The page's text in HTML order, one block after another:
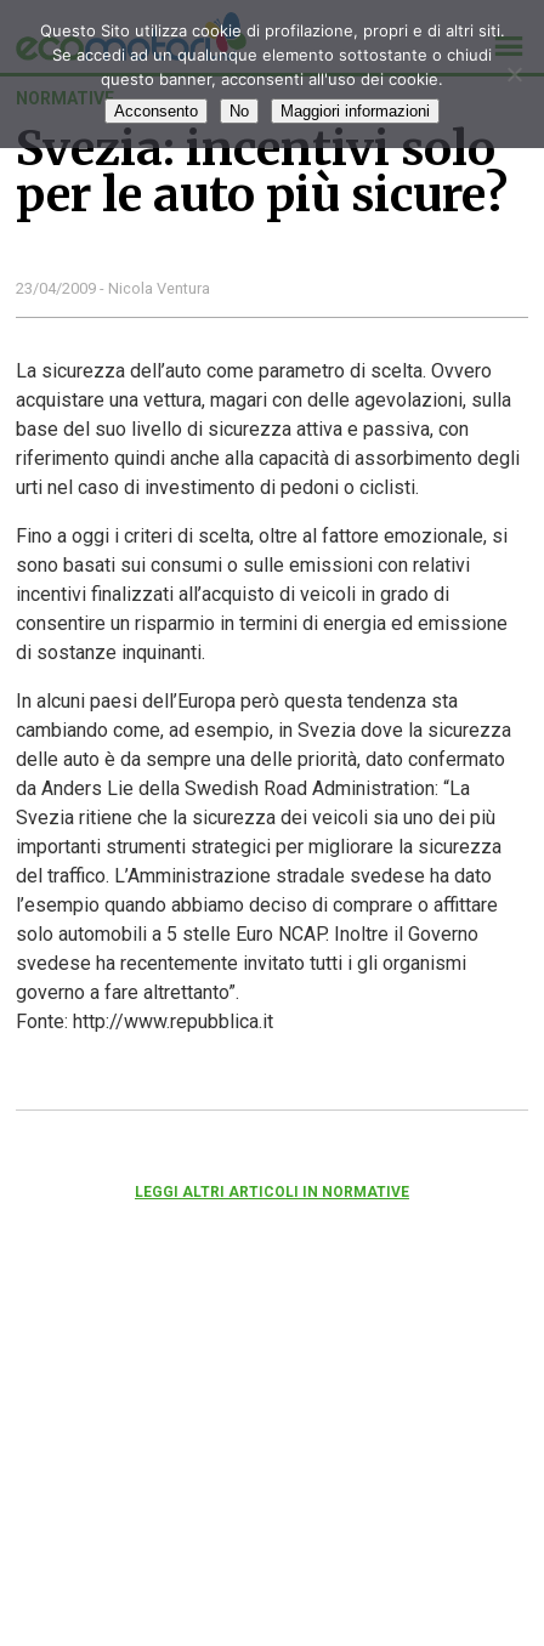
NORMATIVE
Svezia: incentivi solo
per le auto più sicure?
23/04/2009 - Nicola Ventura
La sicurezza dell’auto come parametro di scelta. Ovvero
acquistare una vettura, magari con delle agevolazioni, sulla
base del suo livello di sicurezza attiva e passiva, con
riferimento quindi anche alla capacità di assorbimento degli
urti nel caso di investimento di pedoni o ciclisti.
Fino a oggi i criteri di scelta, oltre al fattore emozionale, si
sono basati sui consumi o sulle emissioni con relativi
incentivi finalizzati all’acquisto di veicoli in grado di
consentire un risparmio in termini di energia ed emissione
di sostanze inquinanti.
In alcuni paesi dell’Europa però questa tendenza sta
cambiando come, ad esempio, in Svezia dove la sicurezza
delle auto è da sempre una delle priorità, dato confermato
da Anders Lie della Swedish Road Administration: “La
Svezia ritiene che la sicurezza dei veicoli sia uno dei più
importanti strumenti strategici per migliorare la sicurezza
del traffico. L’Amministrazione stradale svedese ha dato
l’esempio quando abbiamo deciso di comprare o affittare
solo automobili a 5 stelle Euro NCAP. Inoltre il Governo
svedese ha recentemente invitato tutti i gli organismi
governo a fare altrettanto”.
Fonte: http://www.repubblica.it
LEGGI ALTRI ARTICOLI IN NORMATIVE
Questo Sito utilizza cookie di profilazione, propri e di altri siti.
Se accedi ad un qualunque elemento sottostante o chiudi
questo banner, acconsenti all'uso dei cookie.
Acconsento No Maggiori informazioni